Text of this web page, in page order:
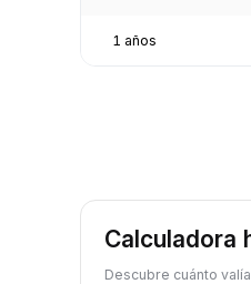
1 años
Calculadora
Descubre cuánto